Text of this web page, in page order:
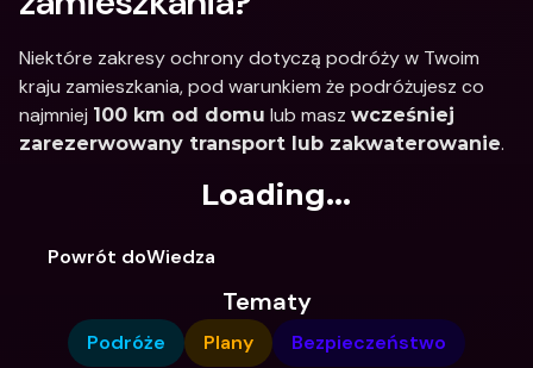
Niektóre zakresy ochrony dotyczą podróży w Twoim
kraju zamieszkania, pod warunkiem że podróżujesz co
najmniej 100 km od domu lub masz wcześniej
zarezerwowany transport lub zakwaterowanie.
Loading...
Powrót doWiedza
Tematy
Podróże Plany Bezpieczeństwo